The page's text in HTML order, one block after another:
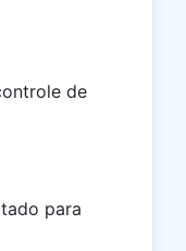
de
para